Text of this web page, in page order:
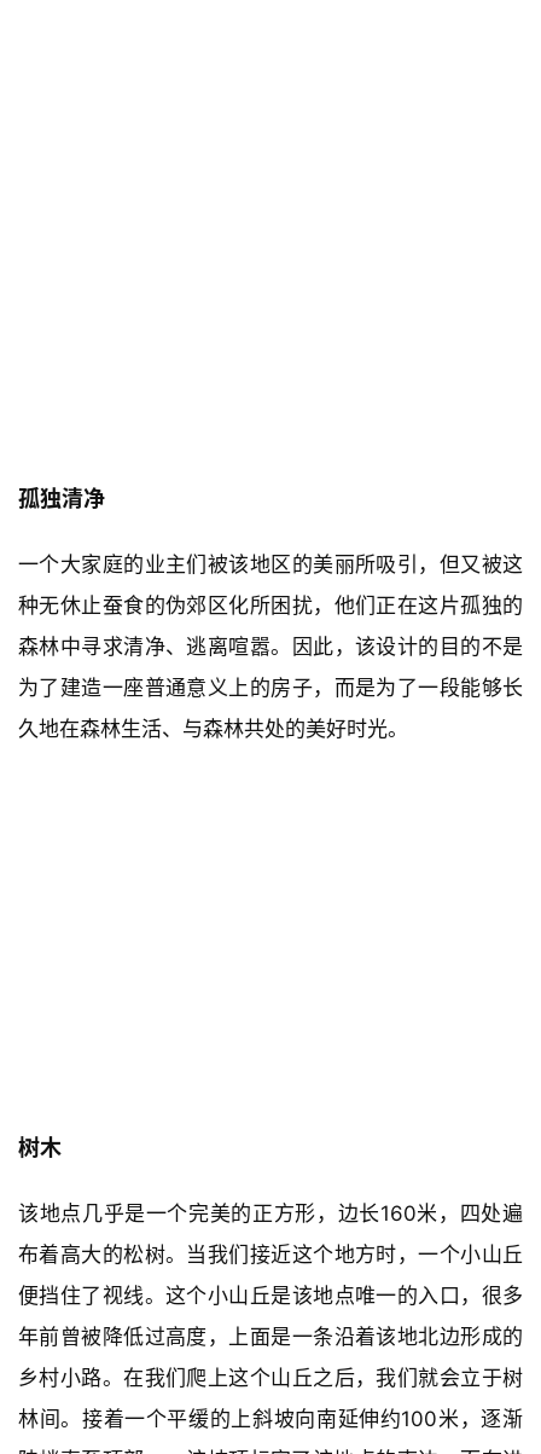
孤独清净
一个大家庭的业主们被该地区的美丽所吸引，但又被这
种无休止蚕食的伪郊区化所困扰，他们正在这片孤独的
森林中寻求清净、逃离喧嚣。因此，该设计的目的不是
为了建造一座普通意义上的房子，而是为了一段能够长
久地在森林生活、与森林共处的美好时光。
树木
该地点几乎是一个完美的正方形，边长160米，四处遍
布着高大的松树。当我们接近这个地方时，一个小山丘
便挡住了视线。这个小山丘是该地点唯一的入口，很多
年前曾被降低过高度，上面是一条沿着该地北边形成的
乡村小路。在我们爬上这个山丘之后，我们就会立于树
林间。接着一个平缓的上斜坡向南延伸约100米，逐渐